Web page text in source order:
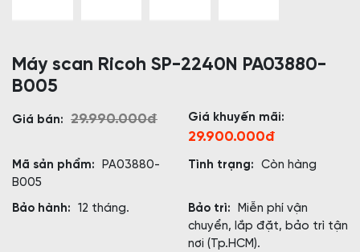
Máy scan Ricoh SP-2240N PA03880-
B005
Giá bán: 29.990.000đ Giá khuyến mãi:
29.900.000đ
Mã sản phẩm:
PA03880-
B005
Tình trạng: Còn hàng
Bảo hành: 12 tháng. Bảo trì:
Miễn phí vận
chuyển, lắp đặt, bảo trì tận
nơi (Tp.HCM).